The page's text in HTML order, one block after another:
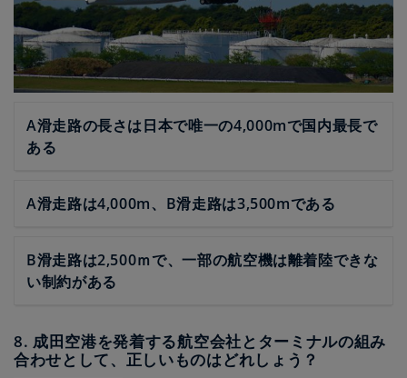
A滑走路の長さは日本で唯一の4,000mで国内最長で
ある
A滑走路は4,000m、B滑走路は3,500mである
B滑走路は2,500ｍで、一部の航空機は離着陸できな
い制約がある
8. 成田空港を発着する航空会社とターミナルの組み
合わせとして、正しいものはどれしょう？